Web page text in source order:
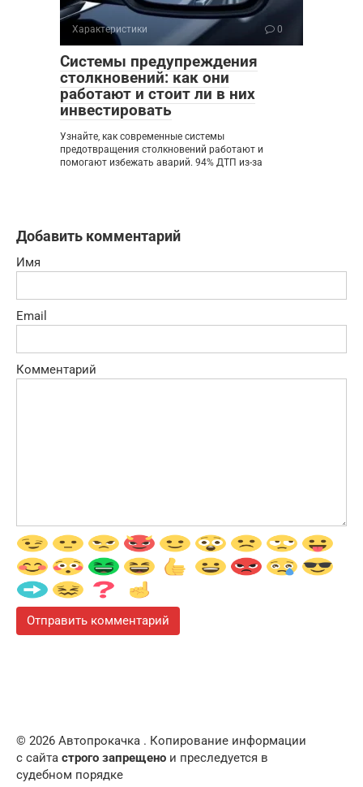
Характеристики 0
Системы предупреждения
столкновений: как они
работают и стоит ли в них
инвестировать
Узнайте, как современные системы
предотвращения столкновений работают и
помогают избежать аварий. 94% ДТП из-за
Добавить комментарий
Имя
Email
Комментарий
© 2026 Автопрокачка . Копирование информации
с сайта строго запрещено и преследуется в
судебном порядке